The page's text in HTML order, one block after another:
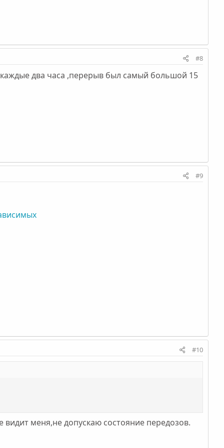
#8
два часа ,перерыв был самый большой 15
#9
#10
меня,не допускаю состояние передозов.